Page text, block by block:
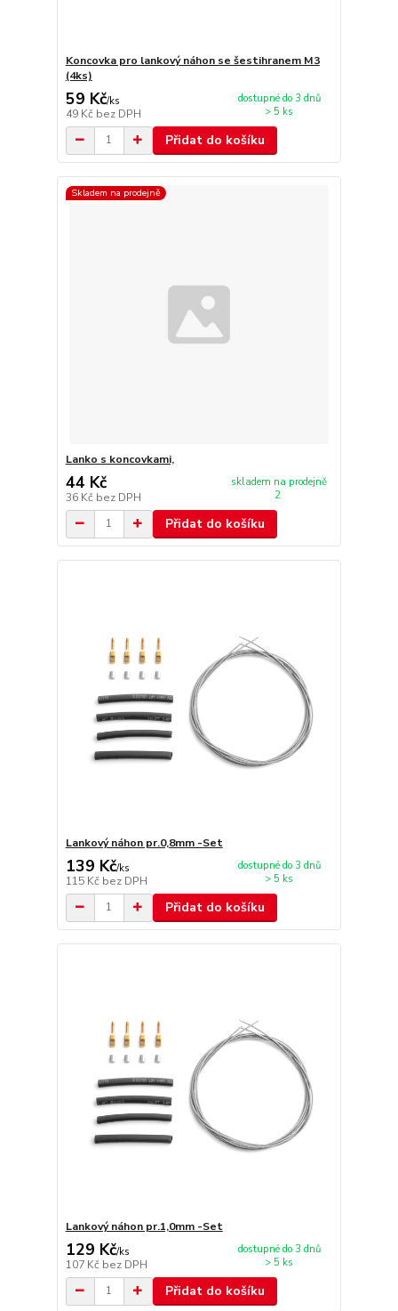
Koncovka pro lankový náhon se šestihranem M3
(4ks)
59 Kč/ks
49 Kč bez DPH
dostupné do 3 dnů
> 5 ks
Přidat do košíku
Skladem na prodejně
Lanko s koncovkami,
44 Kč
36 Kč bez DPH
skladem na prodejně
2
Přidat do košíku
Lankový náhon pr.0,8mm -Set
139 Kč/ks
115 Kč bez DPH
dostupné do 3 dnů
> 5 ks
Přidat do košíku
Lankový náhon pr.1,0mm -Set
129 Kč/ks
107 Kč bez DPH
dostupné do 3 dnů
> 5 ks
Přidat do košíku